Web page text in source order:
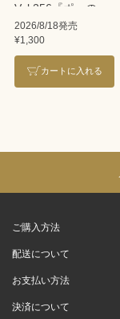
Vol.256『ポーの一
族』＜雪組＞
2026/8/18発売
¥1,300
カートに入れる
ご購入方法
配送について
お支払い方法
決済について